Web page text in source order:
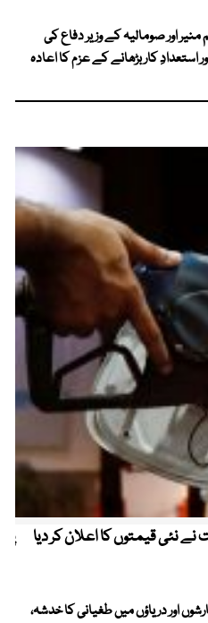
اور صومالیہ کے وزیر دفاع کی
استعدادِ کار بڑھانے کے عزم کا اعادہ
نئی قیمتوں کا اعلان کر دیا
بارشوں اور دریاؤں میں طغیانی کا خدشہ،